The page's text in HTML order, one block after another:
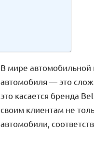
В мире
автомобиля — это
это касается бренда
своим клиентам не
автомобили,